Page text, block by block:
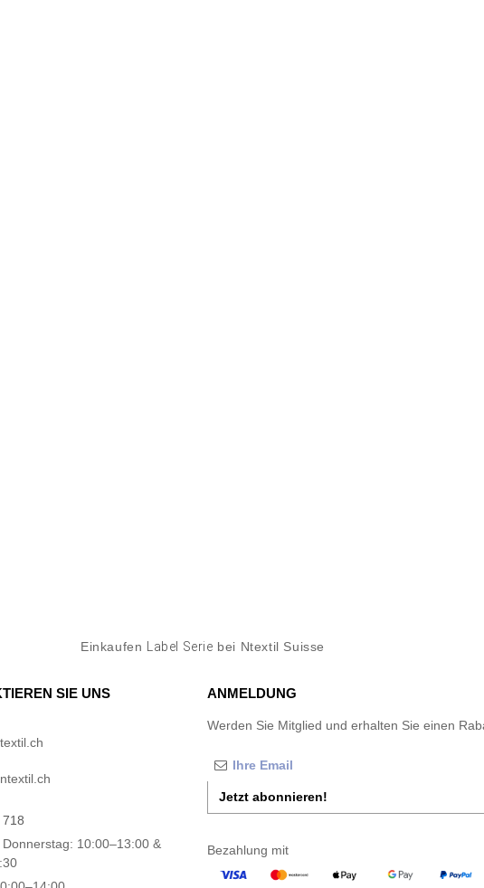
Einkaufen Label Serie bei Ntextil Suisse
SIE UNS
10:00–13:00 &
ANMELDUNG
Werden Sie Mitglied und erhalten Sie einen
Jetzt abonnieren!
Bezahlung mit